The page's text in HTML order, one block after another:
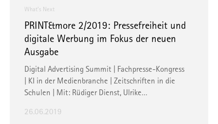
What's Next
PRINT&more 2/2019: Pressefreiheit und
digitale Werbung im Fokus der neuen
Ausgabe
Digital Advertising Summit | Fachpresse-Kongress
| KI in der Medienbranche | Zeitschriften in die
Schulen | Mit: Rüdiger Dienst, Ulrike…
26.06.2019